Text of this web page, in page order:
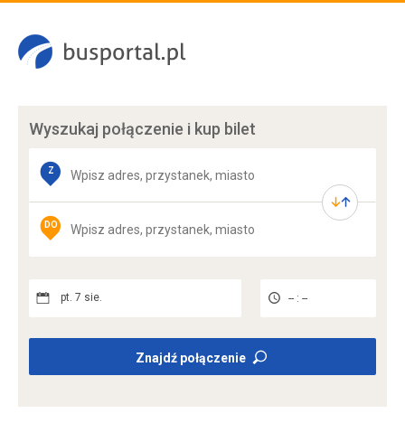
Wyszukaj połączenie i kup bilet
Z
DO
pt. 7 sie. -- : --
Znajdź połączenie